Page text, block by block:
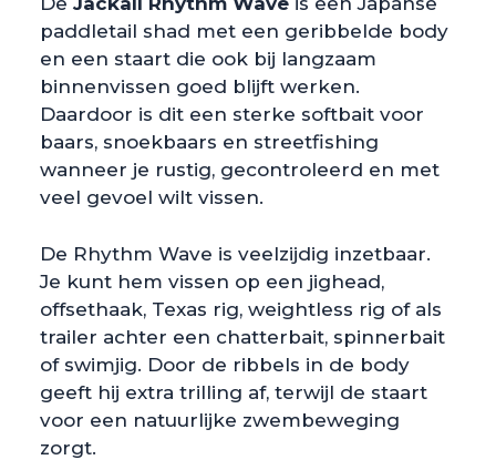
paddletail shad met een geribbelde body
en een staart die ook bij langzaam
binnenvissen goed blijft werken.
Daardoor is dit een sterke softbait voor
baars, snoekbaars en streetfishing
wanneer je rustig, gecontroleerd en met
veel gevoel wilt vissen.
De Rhythm Wave is veelzijdig inzetbaar.
Je kunt hem vissen op een jighead,
offsethaak, Texas rig, weightless rig of als
trailer achter een chatterbait, spinnerbait
of swimjig. Door de ribbels in de body
geeft hij extra trilling af, terwijl de staart
voor een natuurlijke zwembeweging
zorgt.